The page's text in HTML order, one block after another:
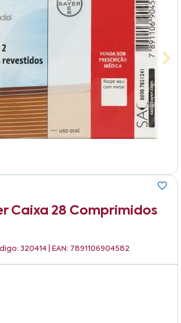
Caixa 28 Comprimidos
320414 | EAN: 7891106904582